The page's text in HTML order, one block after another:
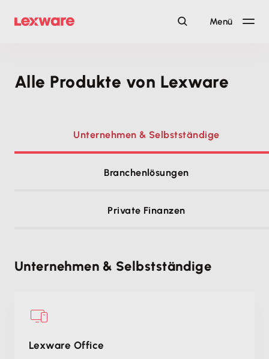
Menü
Alle Produkte von Lexware
Unternehmen & Selbstständige
Branchenlösungen
Private Finanzen
Unternehmen & Selbstständige
Lexware Office